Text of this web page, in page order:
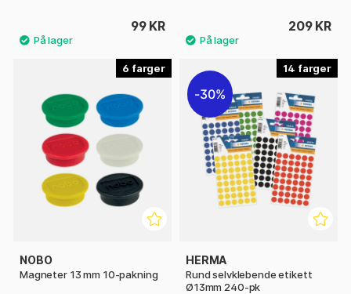
99 KR 209 KR
6
NOBO
Magneter 13 mm 10-pakning
14
30%
HERMA
Rund selvklebende etikett
Ø13mm 240-pk